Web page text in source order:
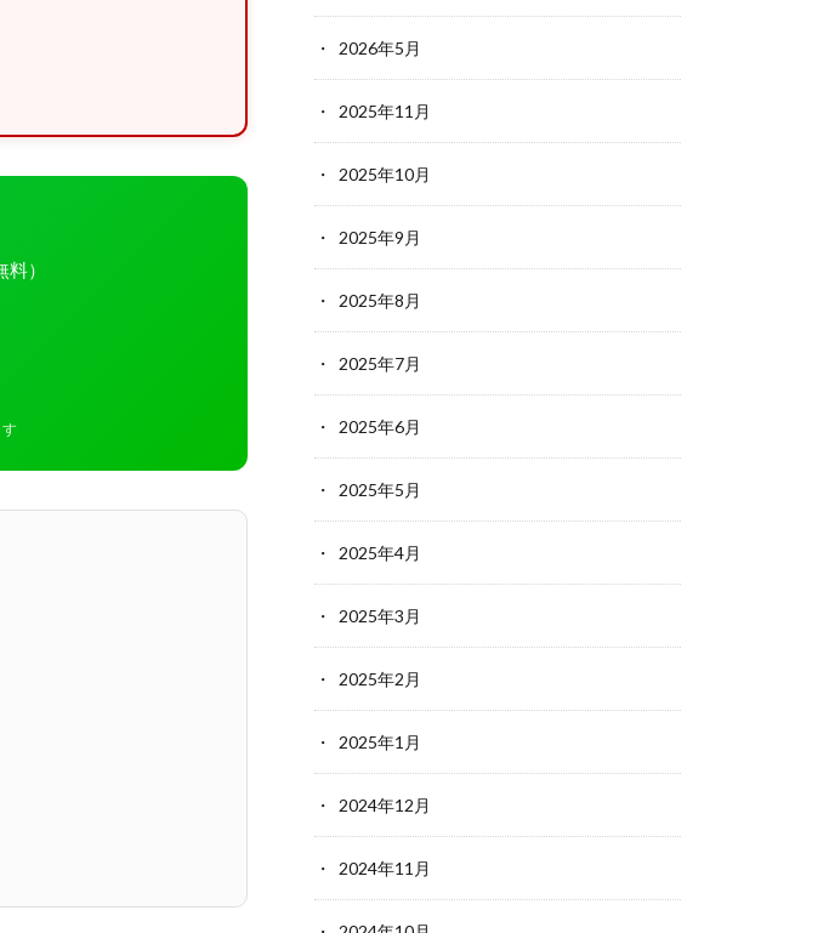
）
2026年5月
2025年11月
2025年10月
2025年9月
2025年8月
2025年7月
2025年6月
2025年5月
2025年4月
2025年3月
2025年2月
2025年1月
2024年12月
2024年11月